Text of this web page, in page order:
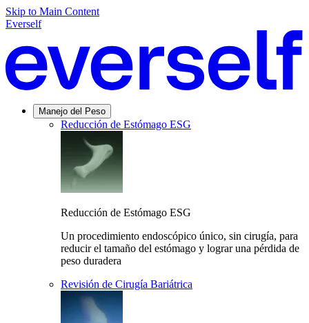
Skip to Main Content
Everself
Manejo del Peso
Reducción de Estómago ESG
Reducción de Estómago ESG
Un procedimiento endoscópico único, sin cirugía, para
reducir el tamaño del estómago y lograr una pérdida de
peso duradera
Revisión de Cirugía Bariátrica